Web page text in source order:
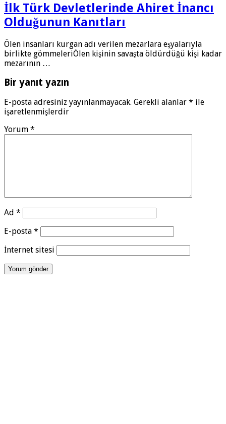
İlk Türk Devletlerinde Ahiret İnancı
Olduğunun Kanıtları
Ölen insanları kurgan adı verilen mezarlara eşyalarıyla
birlikte gömmeleriÖlen kişinin savaşta öldürdüğü kişi kadar
mezarının …
Bir yanıt yazın
E-posta adresiniz yayınlanmayacak. Gerekli alanlar * ile
işaretlenmişlerdir
Yorum *
Ad *
E-posta *
İnternet sitesi